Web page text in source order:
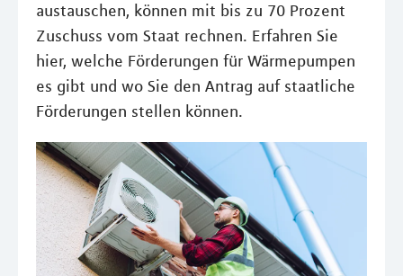
austauschen, können mit bis zu 70 Prozent
Zuschuss vom Staat rechnen. Erfahren Sie
hier, welche Förderungen für Wärmepumpen
es gibt und wo Sie den Antrag auf staatliche
Förderungen stellen können.